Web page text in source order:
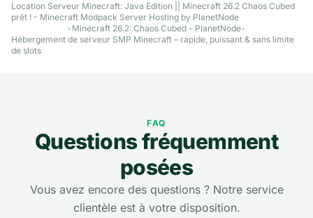
Location Serveur Minecraft: Java Edition || Minecraft 26.2 Chaos Cubed
prêt ! - Minecraft Modpack Server Hosting by PlanetNode
• Minecraft 26.2: Chaos Cubed - PlanetNode•
Hébergement de serveur SMP Minecraft – rapide, puissant & sans limite
de slots
Questions fréquemment posées
FAQ
Questions fréquemment
posées
Vous avez encore des questions ? Notre service
clientèle est à votre disposition.